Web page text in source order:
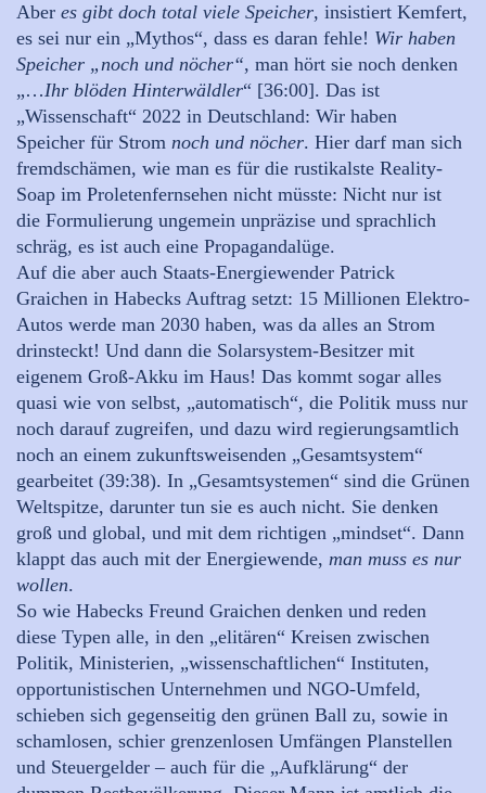
Aber es gibt doch total viele Speicher, insistiert Kemfert,
es sei nur ein „Mythos“, dass es daran fehle! Wir haben
Speicher „noch und nöcher“, man hört sie noch denken
„…Ihr blöden Hinterwäldler“ [36:00]. Das ist
„Wissenschaft“ 2022 in Deutschland: Wir haben
Speicher für Strom noch und nöcher. Hier darf man sich
fremdschämen, wie man es für die rustikalste Reality-
Soap im Proletenfernsehen nicht müsste: Nicht nur ist
die Formulierung ungemein unpräzise und sprachlich
schräg, es ist auch eine Propagandalüge.
Auf die aber auch Staats-Energiewender Patrick
Graichen in Habecks Auftrag setzt: 15 Millionen Elektro-
Autos werde man 2030 haben, was da alles an Strom
drinsteckt! Und dann die Solarsystem-Besitzer mit
eigenem Groß-Akku im Haus! Das kommt sogar alles
quasi wie von selbst, „automatisch“, die Politik muss nur
noch darauf zugreifen, und dazu wird regierungsamtlich
noch an einem zukunftsweisenden „Gesamtsystem“
gearbeitet (39:38). In „Gesamtsystemen“ sind die Grünen
Weltspitze, darunter tun sie es auch nicht. Sie denken
groß und global, und mit dem richtigen „mindset“. Dann
klappt das auch mit der Energiewende, man muss es nur
wollen.
So wie Habecks Freund Graichen denken und reden
diese Typen alle, in den „elitären“ Kreisen zwischen
Politik, Ministerien, „wissenschaftlichen“ Instituten,
opportunistischen Unternehmen und NGO-Umfeld,
schieben sich gegenseitig den grünen Ball zu, sowie in
schamlosen, schier grenzenlosen Umfängen Planstellen
und Steuergelder – auch für die „Aufklärung“ der